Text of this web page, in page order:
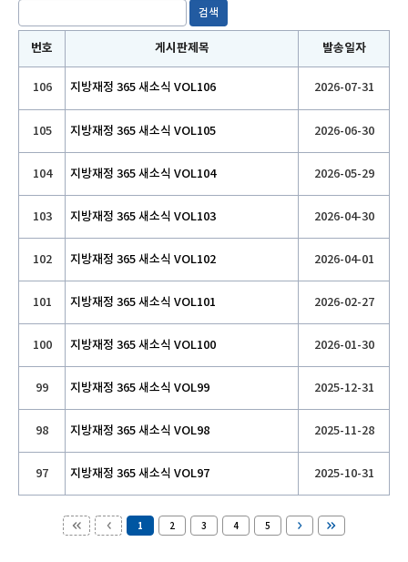
검색
번호 게시판제목 발송일자
번호게시판제목발송일자
106 지방재정 365 새소식 VOL106 2026-07-31
105 지방재정 365 새소식 VOL105 2026-06-30
104 지방재정 365 새소식 VOL104 2026-05-29
103 지방재정 365 새소식 VOL103 2026-04-30
102 지방재정 365 새소식 VOL102 2026-04-01
101 지방재정 365 새소식 VOL101 2026-02-27
100 지방재정 365 새소식 VOL100 2026-01-30
99 지방재정 365 새소식 VOL99 2025-12-31
98 지방재정 365 새소식 VOL98 2025-11-28
97 지방재정 365 새소식 VOL97 2025-10-31
1 2 3 4 5